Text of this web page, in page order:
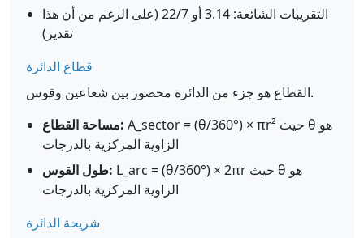
التقريبات الشائعة: 3.14 أو 22/7 (على الرغم من أن هذا
تقدير)
قطاع الدائرة
القطاع هو جزء من الدائرة محصور بين شعاعين وقوس.
مساحة القطاع: A_sector = (θ/360°) × πr² حيث θ هو
الزاوية المركزية بالدرجات
طول القوس: L_arc = (θ/360°) × 2πr حيث θ هو
الزاوية المركزية بالدرجات
شريحة الدائرة